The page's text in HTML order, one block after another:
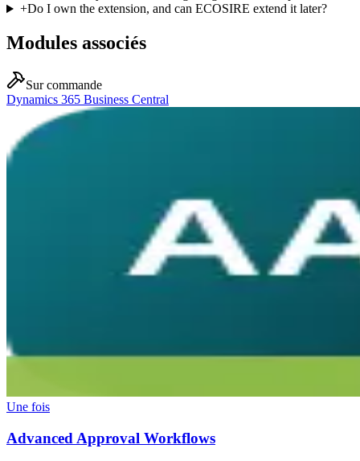
+Do I own the extension, and can ECOSIRE extend it later?
Modules associés
Sur commande
Dynamics 365 Business Central
Une fois
Advanced Approval Workflows